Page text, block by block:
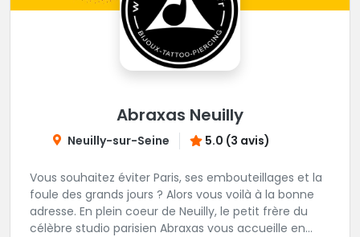
Abraxas Neuilly
Neuilly-sur-Seine 5.0 (3 avis)
Vous souhaitez éviter Paris, ses embouteillages et la
foule des grands jours ? Alors vous voilà à la bonne
adresse. En plein coeur de Neuilly, le petit frère du
célèbre studio parisien Abraxas vous accueille en